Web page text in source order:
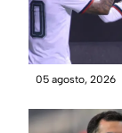
05 agosto, 2026